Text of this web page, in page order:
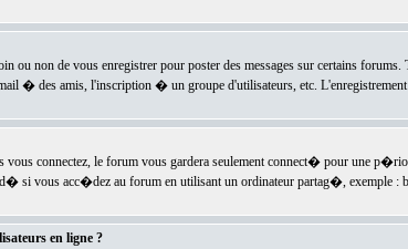
ou non de vous enregistrer pour poster des messages sur certains
� des amis, l'inscription � un groupe d'utilisateurs, etc.
vous connectez, le forum vous gardera seulement connect� pour une
si vous acc�dez au forum en utilisant un ordinateur partag�,
en ligne ?